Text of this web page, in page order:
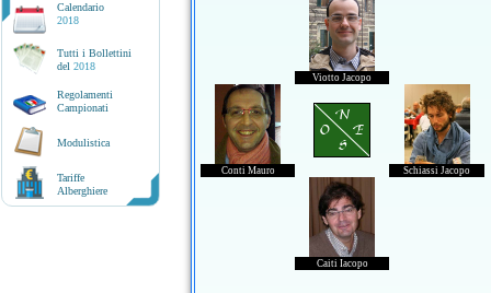
Calendario
2018
Tutti i Bollettini
del 2018
Regolamenti
Campionati
Modulistica
Tariffe
Alberghiere
Viotto Jacopo
Conti Mauro
N
O E
S
Schiassi Jacopo
Caiti Iacopo